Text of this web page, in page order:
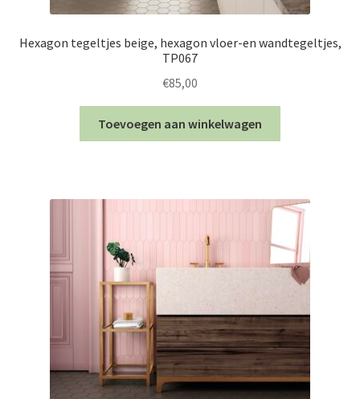
Hexagon tegeltjes beige, hexagon vloer-en wandtegeltjes,
TP067
€85,00
Toevoegen aan winkelwagen